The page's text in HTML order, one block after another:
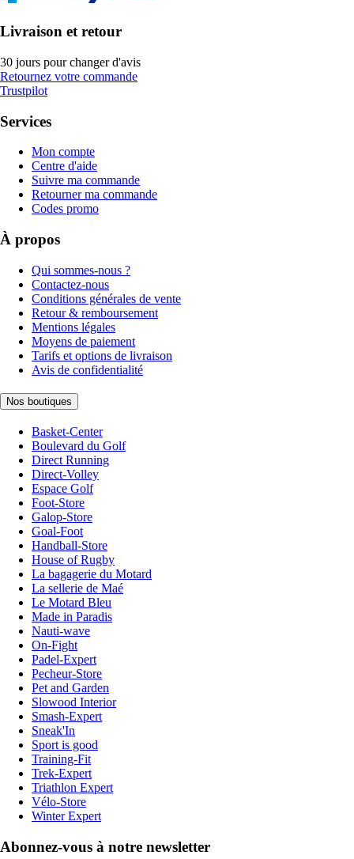
Livraison et retour
30 jours pour changer d'avis
Retournez votre commande
Trustpilot
Services
Mon compte
Centre d'aide
Suivre ma commande
Retourner ma commande
Codes promo
À propos
Qui sommes-nous ?
Contactez-nous
Conditions générales de vente
Retour & remboursement
Mentions légales
Moyens de paiement
Tarifs et options de livraison
Avis de confidentialité
Nos boutiques
Basket-Center
Boulevard du Golf
Direct Running
Direct-Volley
Espace Golf
Foot-Store
Galop-Store
Goal-Foot
Handball-Store
House of Rugby
La bagagerie du Motard
La sellerie de Maé
Le Motard Bleu
Made in Paradis
Nauti-wave
On-Fight
Padel-Expert
Pecheur-Store
Pet and Garden
Slowood Interior
Smash-Expert
Sneak'In
Sport is good
Training-Fit
Trek-Expert
Triathlon Expert
Vélo-Store
Winter Expert
Abonnez-vous à notre newsletter